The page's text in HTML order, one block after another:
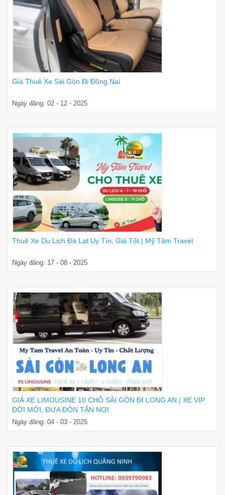
Giá Thuê Xe Sài Gòn Đi Đồng Nai
Ngày đăng: 02 - 12 - 2025
Thuê Xe Du Lịch Đà Lạt Uy Tín, Giá Tốt | Mỹ Tâm Travel
Ngày đăng: 17 - 08 - 2025
GIÁ XE LIMOUSINE 10 CHỖ SÀI GÒN ĐI LONG AN | XE VIP
ĐỜI MỚI, ĐƯA ĐÓN TẬN NƠI
Ngày đăng: 04 - 03 - 2025